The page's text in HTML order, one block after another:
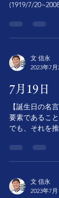
(1919/7/
出来ない。 鶴
文 信永
2023年7月
7月19日
【誕生日の名
要素であるこ
でも、それを
ュルツ（
【命日の名言
文 信永
2023年7月